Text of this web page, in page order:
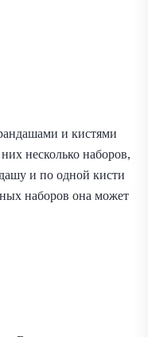
и кистями
несколько наборов,
и по одной кисти
наборов она может